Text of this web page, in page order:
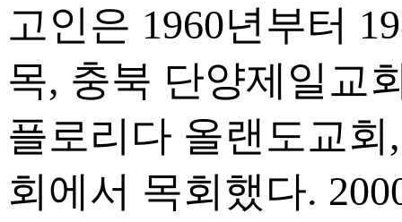
고인은 1960년부터
목, 충북 단양제일교
플로리다 올랜도교
회에서 목회했다.